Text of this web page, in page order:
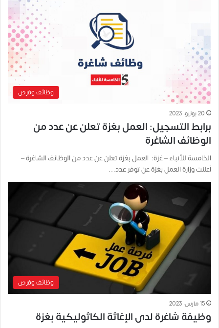
وظائف وفرص
20 يونيو، 2023
برابط التسجيل: العمل بغزة تعلن عن عدد من
الوظائف الشاغرة
الخامسة للأنباء – غزة: العمل بغزة تعلن عن عدد من الوظائف الشاغرة –
أعلنت وزارة العمل بغزة عن توفر عدد…
وظائف وفرص
15 مارس، 2023
وظيفة شاغرة لدى الإغاثة الكاثوليكية بغزة